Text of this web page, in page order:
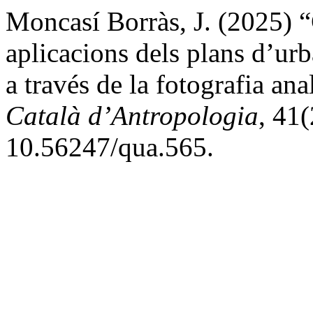
Moncasí Borràs, J. (2025)
aplicacions dels plans
a través de la fotografia
Català d’Antropologia,
10.56247/qua.565.